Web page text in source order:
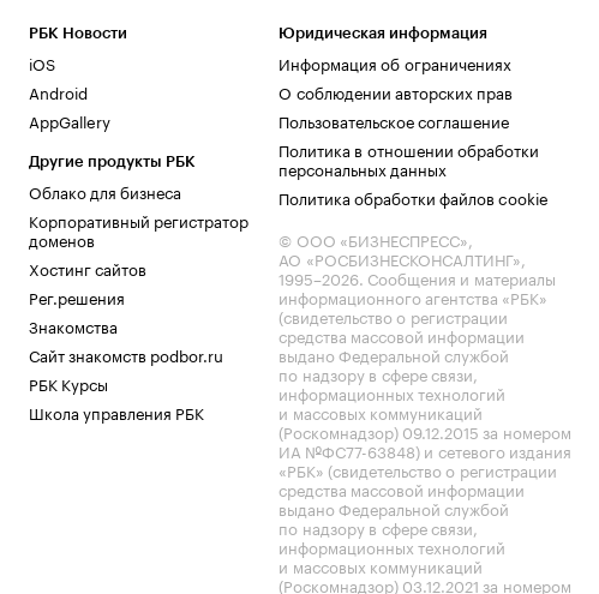
РБК Новости
iOS
Android
AppGallery
Другие продукты РБК
Облако для бизнеса
Корпоративный регистратор
доменов
Хостинг сайтов
Рег.решения
Знакомства
Сайт знакомств podbor.ru
РБК Курсы
Школа управления РБК
Юридическая информация
Информация об ограничениях
О соблюдении авторских прав
Пользовательское соглашение
Политика в отношении обработки
персональных данных
Политика обработки файлов cookie
© ООО «БИЗНЕСПРЕСС»,
АО «РОСБИЗНЕСКОНСАЛТИНГ»,
1995–2026. Сообщения и материалы
информационного агентства «РБК»
(свидетельство о регистрации
средства массовой информации
выдано Федеральной службой
по надзору в сфере связи,
информационных технологий
и массовых коммуникаций
(Роскомнадзор) 09.12.2015 за номером
ИА №ФС77-63848) и сетевого издания
«РБК» (свидетельство о регистрации
средства массовой информации
выдано Федеральной службой
по надзору в сфере связи,
информационных технологий
и массовых коммуникаций
(Роскомнадзор) 03.12.2021 за номером